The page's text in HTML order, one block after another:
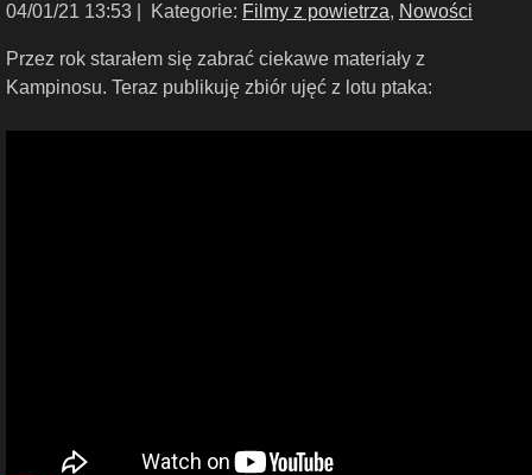
04/01/21 13:53 | Kategorie: Filmy z powietrza, Nowości
Przez rok starałem się zabrać ciekawe materiały z
Kampinosu. Teraz publikuję zbiór ujęć z lotu ptaka: